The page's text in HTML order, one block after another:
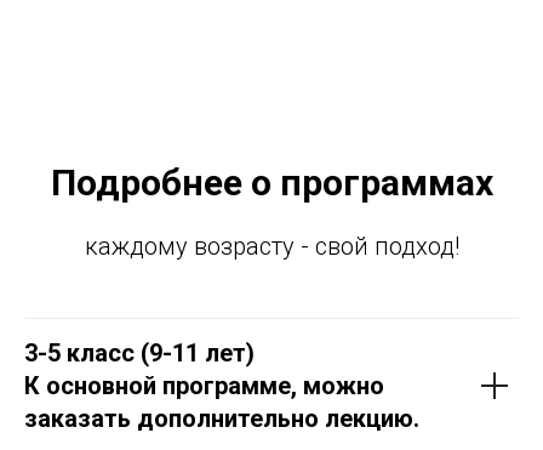
Подробнее о программах
каждому возрасту - свой подход!
3-5 класс (9-11 лет)
К основной программе, можно
заказать дополнительно лекцию.